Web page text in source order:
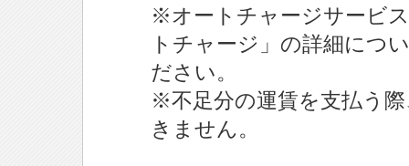
※オートチャージサービ
トチャージ」の詳細につ
ださい。
※不足分の運賃を支払う
きません。